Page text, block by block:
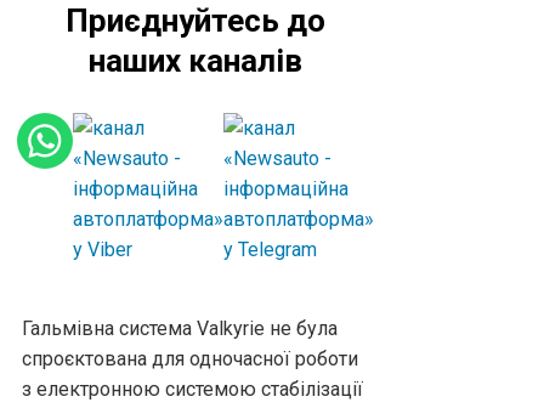
Приєднуйтесь до
наших каналів
Гальмівна система Valkyrie не була
спроєктована для одночасної роботи
з електронною системою стабілізації